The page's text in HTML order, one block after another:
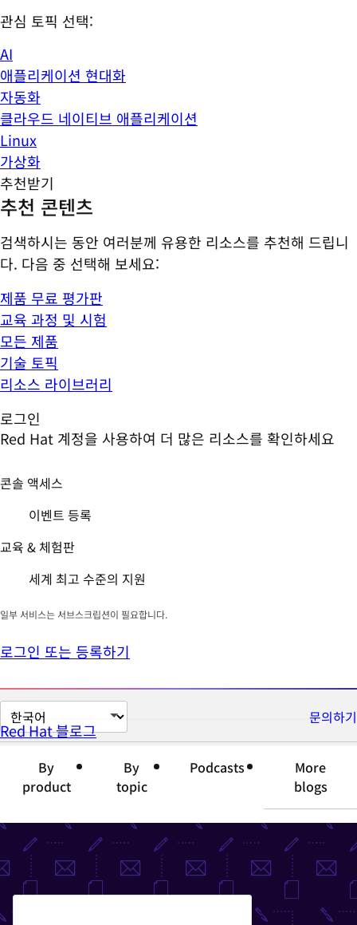
관심 토픽 선택:
AI
애플리케이션 현대화
자동화
클라우드 네이티브 애플리케이션
Linux
가상화
추천받기
추천 콘텐츠
검색하시는 동안 여러분께 유용한 리소스를 추천해 드립니
다. 다음 중 선택해 보세요:
제품 무료 평가판
교육 과정 및 시험
모든 제품
기술 토픽
리소스 라이브러리
로그인
Red Hat 계정을 사용하여 더 많은 리소스를 확인하세요
콘솔 액세스
이벤트 등록
교육 & 체험판
세계 최고 수준의 지원
일부 서비스는 서브스크립션이 필요합니다.
로그인 또는 등록하기
페
이
변
문의하기
Red Hat 블로그
By
product
By
topic
Podcasts
More
blogs